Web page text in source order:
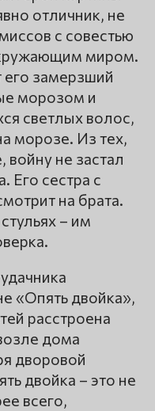
отличник, не
с совестью
миром.
замерзший
морозом и
светлых волос,
морозе. Из тех,
войну не застал
Его сестра с
на брата.
– им
«Опять двойка»,
расстроена
дома
дворовой
двойка – это не
всего,